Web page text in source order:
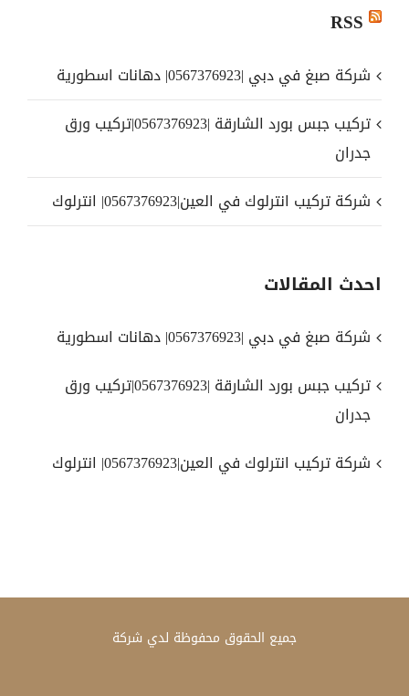
RSS
شركة صبغ في دبي |0567376923| دهانات اسطورية
تركيب جبس بورد الشارقة |0567376923|تركيب ورق
جدران
شركة تركيب انترلوك في العين|0567376923| انترلوك
احدث المقالات
شركة صبغ في دبي |0567376923| دهانات اسطورية
تركيب جبس بورد الشارقة |0567376923|تركيب ورق
جدران
شركة تركيب انترلوك في العين|0567376923| انترلوك
جميع الحقوق محفوظة لدي شركة